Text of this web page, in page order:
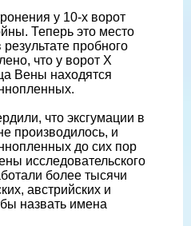
у 10-х ворот
Теперь это место
пробного
что у ворот Х
Вены находятся
что эксгумации в
производилось, и
до сих пор
исследовательского
более тысячи
австрийских и
назвать имена